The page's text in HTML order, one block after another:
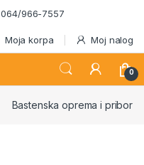
064/966-7557
Moja korpa Moj nalog
0
Bastenska oprema i pribor